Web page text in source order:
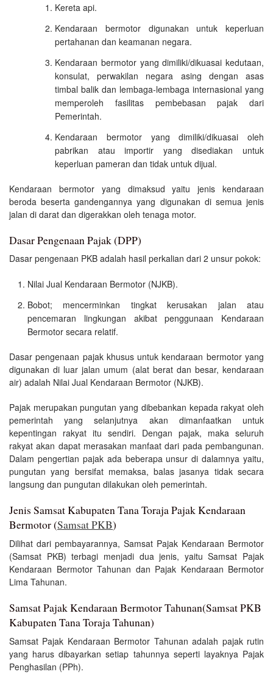
Kereta api.
Kendaraan bermotor digunakan untuk keperluan
pertahanan dan keamanan negara.
Kendaraan bermotor yang dimiliki/dikuasai kedutaan,
konsulat, perwakilan negara asing dengan asas
timbal balik dan lembaga-lembaga internasional yang
memperoleh fasilitas pembebasan pajak dari
Pemerintah.
Kendaraan bermotor yang dimiliki/dikuasai oleh
pabrikan atau importir yang disediakan untuk
keperluan pameran dan tidak untuk dijual.
Kendaraan bermotor yang dimaksud yaitu jenis kendaraan
beroda beserta gandengannya yang digunakan di semua jenis
jalan di darat dan digerakkan oleh tenaga motor.
Dasar Pengenaan Pajak (DPP)
Dasar pengenaan PKB adalah hasil perkalian dari 2 unsur pokok:
Nilai Jual Kendaraan Bermotor (NJKB).
Bobot; mencerminkan tingkat kerusakan jalan atau
pencemaran lingkungan akibat penggunaan Kendaraan
Bermotor secara relatif.
Dasar pengenaan pajak khusus untuk kendaraan bermotor yang
digunakan di luar jalan umum (alat berat dan besar, kendaraan
air) adalah Nilai Jual Kendaraan Bermotor (NJKB).
Pajak merupakan pungutan yang dibebankan kepada rakyat oleh
pemerintah yang selanjutnya akan dimanfaatkan untuk
kepentingan rakyat itu sendiri. Dengan pajak, maka seluruh
rakyat akan dapat merasakan manfaat dari pada pembangunan.
Dalam pengertian pajak ada beberapa unsur di dalamnya yaitu,
pungutan yang bersifat memaksa, balas jasanya tidak secara
langsung dan pungutan dilakukan oleh pemerintah.
Jenis Samsat Kabupaten Tana Toraja Pajak Kendaraan
Bermotor (Samsat PKB)
Dilihat dari pembayarannya, Samsat Pajak Kendaraan Bermotor
(Samsat PKB) terbagi menjadi dua jenis, yaitu Samsat Pajak
Kendaraan Bermotor Tahunan dan Pajak Kendaraan Bermotor
Lima Tahunan.
Samsat Pajak Kendaraan Bermotor Tahunan(Samsat PKB
Kabupaten Tana Toraja Tahunan)
Samsat Pajak Kendaraan Bermotor Tahunan adalah pajak rutin
yang harus dibayarkan setiap tahunnya seperti layaknya Pajak
Penghasilan (PPh).